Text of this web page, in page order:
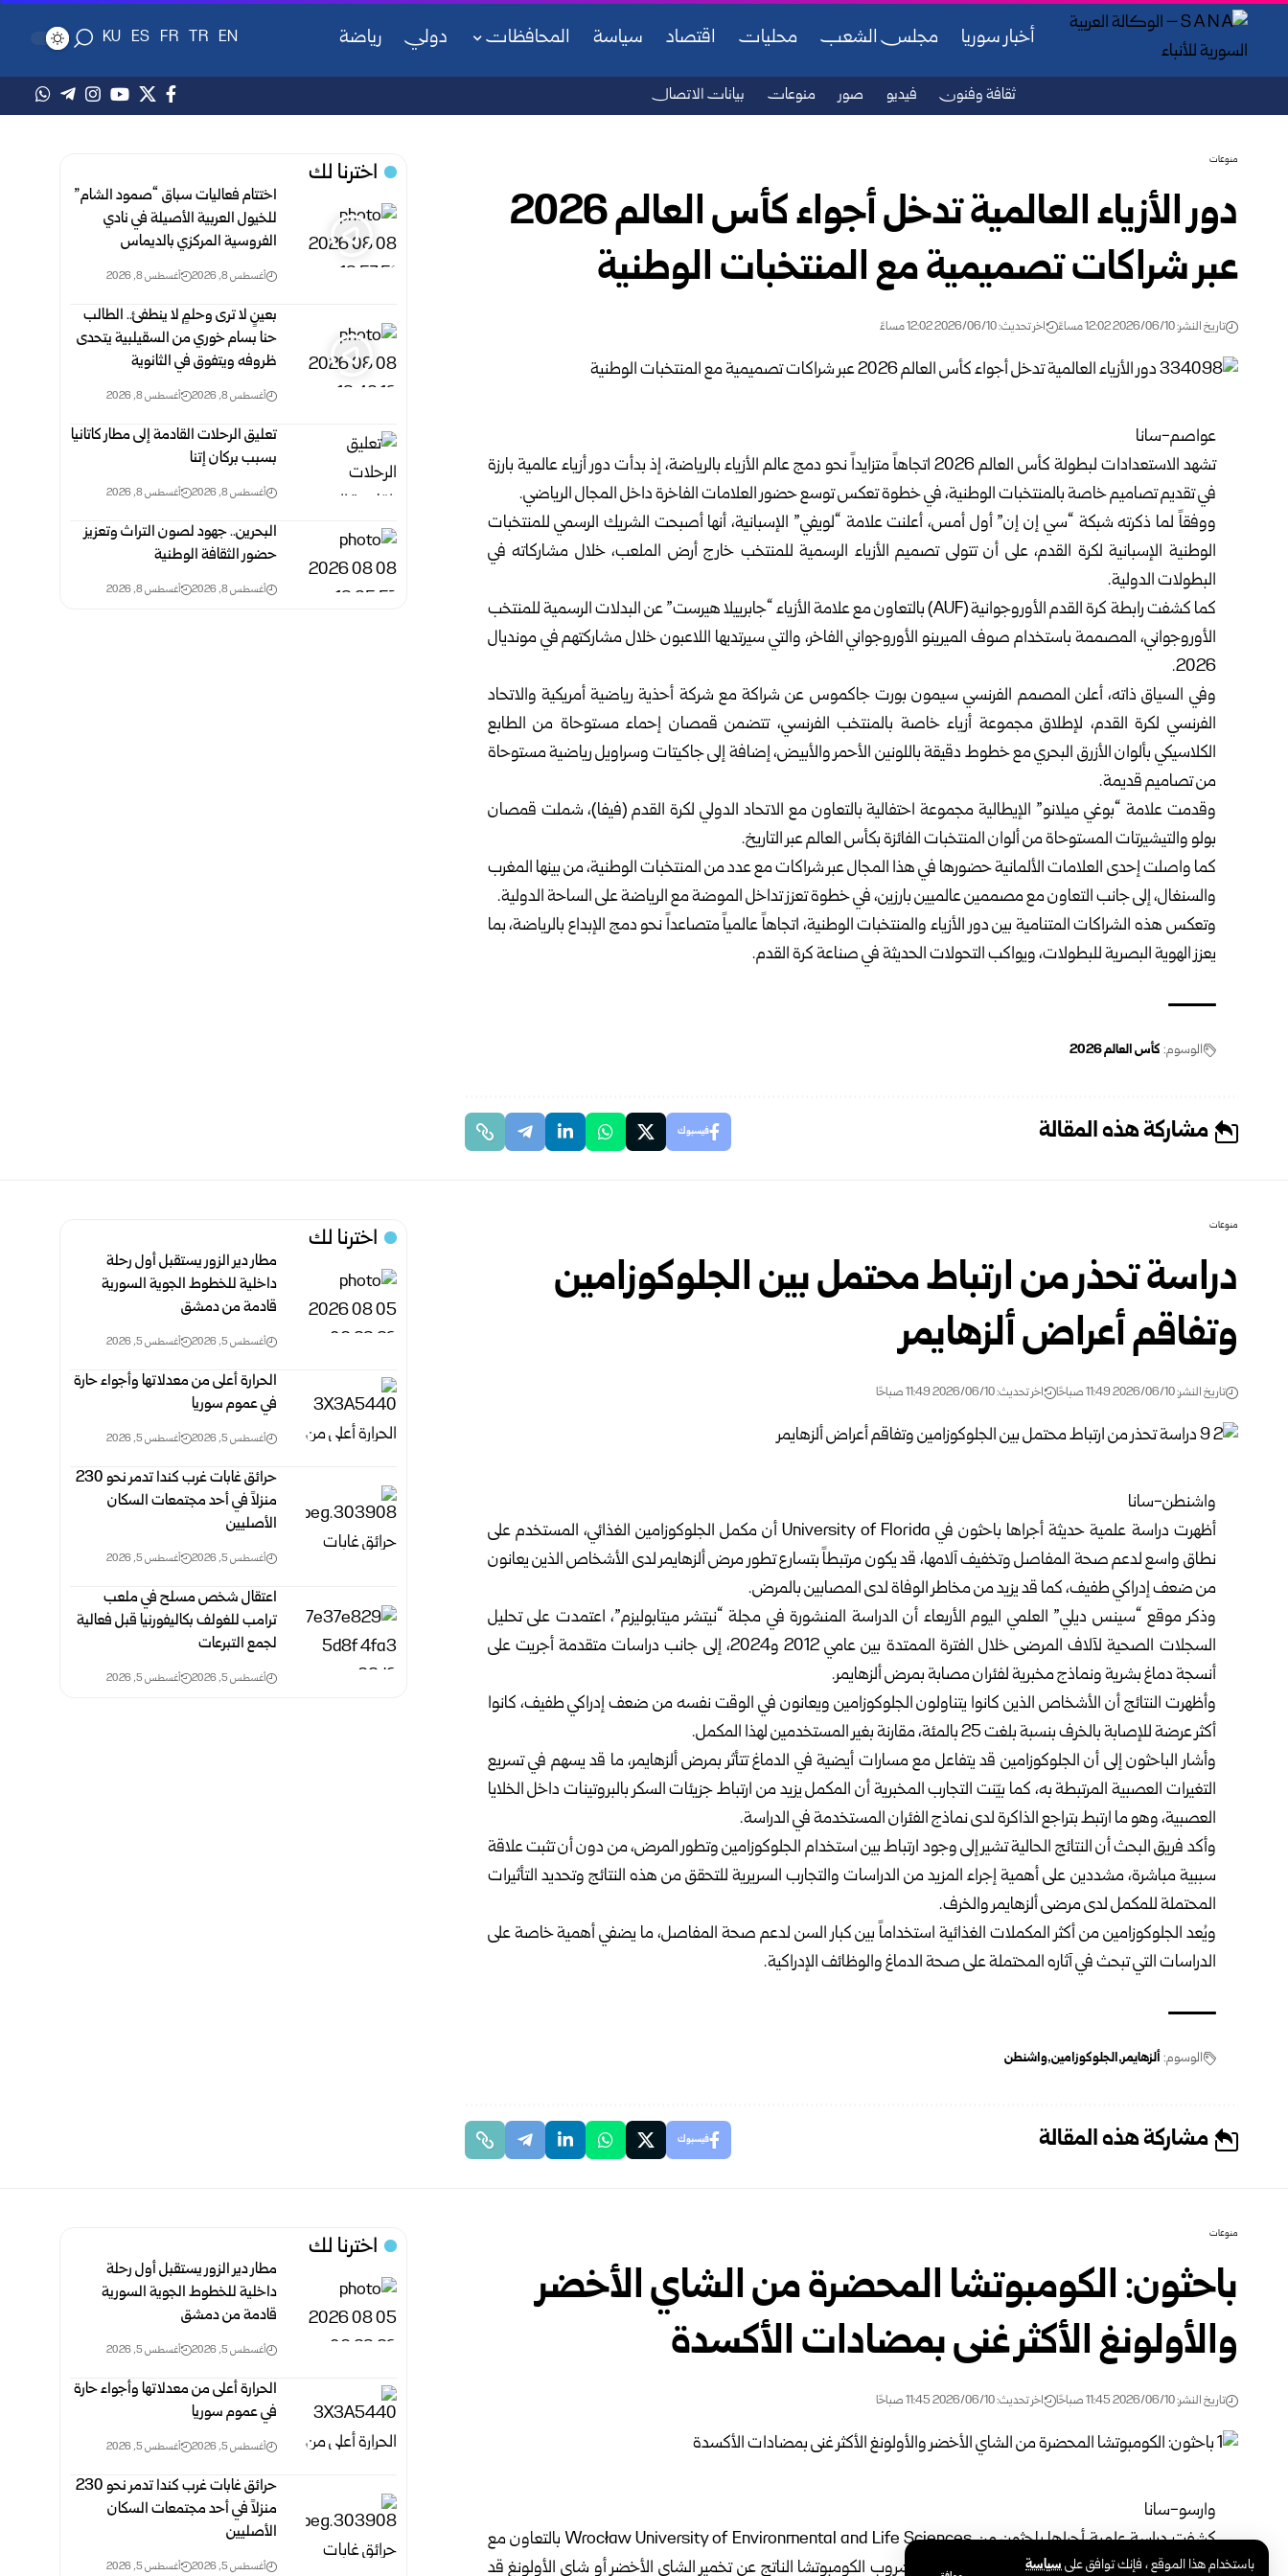
باستخدام هذا الموقع ، فإنك توافق علىسياسة
أخبار سوريا مجلس الشعب محليات اقتصاد سياسة المحافظات دولي رياضة EN
TR
FR
ES
KU
ثقافة وفنون فيديو صور منوعات بيانات الاتصال
منوعات
دور الأزياء العالمية تدخل أجواء كأس العالم 2026
عبر شراكات تصميمية مع المنتخبات الوطنية
تاريخ النشر: 2026/06/10 12:02 مساءً اخر تحديث: 2026/06/10 12:02 مساءً
عواصم-سانا
تشهد الاستعدادات لبطولة كأس العالم 2026 اتجاهاً متزايداً نحو دمج عالم الأزياء بالرياضة، إذ بدأت دور أزياء عالمية بارزة
في تقديم تصاميم خاصة بالمنتخبات الوطنية، في خطوة تعكس توسع حضور العلامات الفاخرة داخل المجال الرياضي.
ووفقاً لما ذكرته شبكة “سي إن إن” أول أمس، أعلنت علامة “لويفي” الإسبانية، أنها أصبحت الشريك الرسمي للمنتخبات
الوطنية الإسبانية لكرة القدم، على أن تتولى تصميم الأزياء الرسمية للمنتخب خارج أرض الملعب، خلال مشاركاته في
البطولات الدولية.
كما كشفت رابطة كرة القدم الأوروجوانية (AUF) بالتعاون مع علامة الأزياء “جابرييلا هيرست” عن البدلات الرسمية للمنتخب
الأوروجواني، المصممة باستخدام صوف الميرينو الأوروجواني الفاخر، والتي سيرتديها اللاعبون خلال مشاركتهم في مونديال
2026.
وفي السياق ذاته، أعلن المصمم الفرنسي سيمون بورت جاكموس عن شراكة مع شركة أحذية رياضية أمريكية والاتحاد
الفرنسي لكرة القدم، لإطلاق مجموعة أزياء خاصة بالمنتخب الفرنسي، تتضمن قمصان إحماء مستوحاة من الطابع
الكلاسيكي بألوان الأزرق البحري مع خطوط دقيقة باللونين الأحمر والأبيض، إضافة إلى جاكيتات وسراويل رياضية مستوحاة
من تصاميم قديمة.
وقدمت علامة “بوغي ميلانو” الإيطالية مجموعة احتفالية بالتعاون مع الاتحاد الدولي لكرة القدم (فيفا)، شملت قمصان
بولو والتيشيرتات المستوحاة من ألوان المنتخبات الفائزة بكأس العالم عبر التاريخ.
كما واصلت إحدى العلامات الألمانية حضورها في هذا المجال عبر شراكات مع عدد من المنتخبات الوطنية، من بينها المغرب
والسنغال، إلى جانب التعاون مع مصممين عالميين بارزين، في خطوة تعزز تداخل الموضة مع الرياضة على الساحة الدولية.
وتعكس هذه الشراكات المتنامية بين دور الأزياء والمنتخبات الوطنية، اتجاهاً عالمياً متصاعداً نحو دمج الإبداع بالرياضة، بما
يعزز الهوية البصرية للبطولات، ويواكب التحولات الحديثة في صناعة كرة القدم.
الوسوم: كأس العالم 2026
مشاركة هذه المقالة فيسبوك
اخترنا لك
اختتام فعاليات سباق “صمود الشام”
للخيول العربية الأصيلة في نادي
الفروسية المركزي بالديماس
أغسطس 8, 2026 أغسطس 8, 2026
بعينٍ لا ترى وحلمٍ لا ينطفئ.. الطالب
حنا بسام خوري من السقيلبية يتحدى
ظروفه ويتفوق في الثانوية
أغسطس 8, 2026 أغسطس 8, 2026
تعليق الرحلات القادمة إلى مطار كاتانيا
بسبب بركان إتنا
أغسطس 8, 2026 أغسطس 8, 2026
البحرين.. جهود لصون التراث وتعزيز
حضور الثقافة الوطنية
أغسطس 8, 2026 أغسطس 8, 2026
منوعات
دراسة تحذر من ارتباط محتمل بين الجلوكوزامين
وتفاقم أعراض ألزهايمر
تاريخ النشر: 2026/06/10 11:49 صباحًا اخر تحديث: 2026/06/10 11:49 صباحًا
واشنطن-سانا
أظهرت دراسة علمية حديثة أجراها باحثون في University of Florida أن مكمل الجلوكوزامين الغذائي، المستخدم على
نطاق واسع لدعم صحة المفاصل وتخفيف آلامها، قد يكون مرتبطاً بتسارع تطور مرض ألزهايمر لدى الأشخاص الذين يعانون
من ضعف إدراكي طفيف، كما قد يزيد من مخاطر الوفاة لدى المصابين بالمرض.
وذكر موقع “سينس ديلي” العلمي اليوم الأربعاء أن الدراسة المنشورة في مجلة “نيتشر ميتابوليزم”، اعتمدت على تحليل
السجلات الصحية لآلاف المرضى خلال الفترة الممتدة بين عامي 2012 و2024، إلى جانب دراسات متقدمة أجريت على
أنسجة دماغ بشرية ونماذج مخبرية لفئران مصابة بمرض ألزهايمر.
وأظهرت النتائج أن الأشخاص الذين كانوا يتناولون الجلوكوزامين ويعانون في الوقت نفسه من ضعف إدراكي طفيف، كانوا
أكثر عرضة للإصابة بالخرف بنسبة بلغت 25 بالمئة، مقارنة بغير المستخدمين لهذا المكمل.
وأشار الباحثون إلى أن الجلوكوزامين قد يتفاعل مع مسارات أيضية في الدماغ تتأثر بمرض ألزهايمر، ما قد يسهم في تسريع
التغيرات العصبية المرتبطة به، كما بيّنت التجارب المخبرية أن المكمل يزيد من ارتباط جزيئات السكر بالبروتينات داخل الخلايا
العصبية، وهو ما ارتبط بتراجع الذاكرة لدى نماذج الفئران المستخدمة في الدراسة.
وأكد فريق البحث أن النتائج الحالية تشير إلى وجود ارتباط بين استخدام الجلوكوزامين وتطور المرض، من دون أن تثبت علاقة
سببية مباشرة، مشددين على أهمية إجراء المزيد من الدراسات والتجارب السريرية للتحقق من هذه النتائج وتحديد التأثيرات
المحتملة للمكمل لدى مرضى ألزهايمر والخرف.
ويُعد الجلوكوزامين من أكثر المكملات الغذائية استخداماً بين كبار السن لدعم صحة المفاصل، ما يضفي أهمية خاصة على
الدراسات التي تبحث في آثاره المحتملة على صحة الدماغ والوظائف الإدراكية.
الوسوم: ألزهايمر الجلوكوزامين واشنطن
مشاركة هذه المقالة فيسبوك
اخترنا لك
مطار دير الزور يستقبل أول رحلة
داخلية للخطوط الجوية السورية
قادمة من دمشق
أغسطس 5, 2026 أغسطس 5, 2026
الحرارة أعلى من معدلاتها وأجواء حارة
في عموم سوريا
أغسطس 5, 2026 أغسطس 5, 2026
حرائق غابات غرب كندا تدمر نحو 230
منزلاً في أحد مجتمعات السكان
الأصليين
أغسطس 5, 2026 أغسطس 5, 2026
اعتقال شخص مسلح في ملعب
ترامب للغولف بكاليفورنيا قبل فعالية
لجمع التبرعات
أغسطس 5, 2026 أغسطس 5, 2026
منوعات
باحثون: الكومبوتشا المحضرة من الشاي الأخضر
والأولونغ الأكثر غنى بمضادات الأكسدة
تاريخ النشر: 2026/06/10 11:45 صباحًا اخر تحديث: 2026/06/10 11:45 صباحًا
وارسو-سانا
كشفت دراسة علمية أجراها باحثون من Wrocław University of Environmental and Life Sciences بالتعاون مع
Wroclaw Medical University في بولندا، أن مشروب الكومبوتشا الناتج عن تخمير الشاي الأخضر أو شاي الأولونغ قد
اخترنا لك
مطار دير الزور يستقبل أول رحلة
داخلية للخطوط الجوية السورية
قادمة من دمشق
أغسطس 5, 2026 أغسطس 5, 2026
الحرارة أعلى من معدلاتها وأجواء حارة
في عموم سوريا
أغسطس 5, 2026 أغسطس 5, 2026
حرائق غابات غرب كندا تدمر نحو 230
منزلاً في أحد مجتمعات السكان
الأصليين
أغسطس 5, 2026 أغسطس 5, 2026